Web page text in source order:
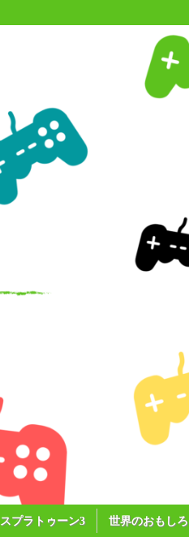
スプラトゥーン3
世界のおもしろ